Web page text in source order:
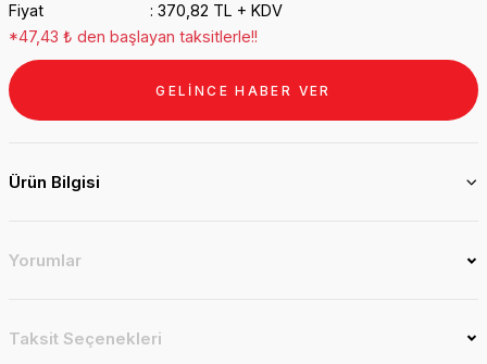
Fiyat
370,82 TL + KDV
*47,43 ₺ den başlayan taksitlerle!!
GELİNCE HABER VER
Ürün Bilgisi
Yorumlar
Taksit Seçenekleri